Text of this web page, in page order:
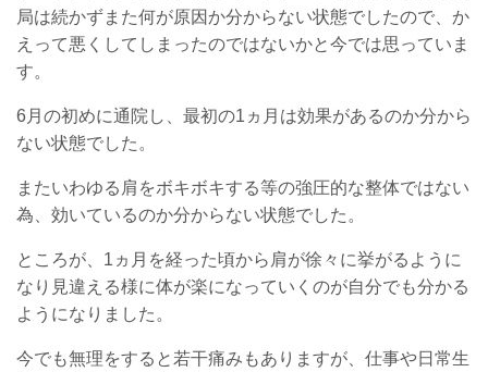
局は続かずまた何が原因か分からない状態でしたので、か
えって悪くしてしまったのではないかと今では思っていま
す。
6月の初めに通院し、最初の1ヵ月は効果があるのか分から
ない状態でした。
またいわゆる肩をボキボキする等の強圧的な整体ではない
為、効いているのか分からない状態でした。
ところが、1ヵ月を経った頃から肩が徐々に挙がるように
なり見違える様に体が楽になっていくのが自分でも分かる
ようになりました。
今でも無理をすると若干痛みもありますが、仕事や日常生